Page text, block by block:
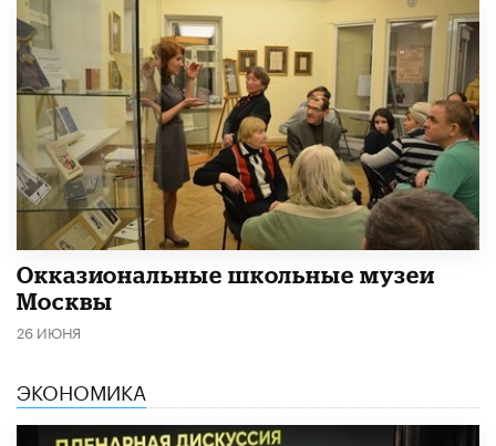
​Окказиональные школьные музеи
Москвы
26 ИЮНЯ
ЭКОНОМИКА